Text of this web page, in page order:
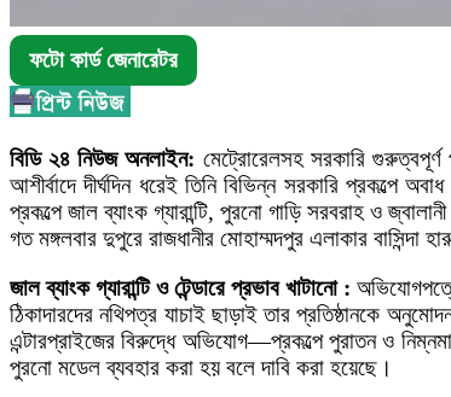
ফটো কার্ড জেনারেটর
বিডি ২৪ নিউজ অনলাইন: মেট্রোরেলসহ সরকারি গুরুত্বপূর্ণ
আশীর্বাদে দীর্ঘদিন ধরেই তিনি বিভিন্ন সরকারি প্রকল্পে
প্রকল্পে জাল ব্যাংক গ্যারান্টি, পুরনো গাড়ি সরবরাহ ও
গত মঙ্গলবার দুপুরে রাজধানীর মোহাম্মদপুর এলাকার
জাল ব্যাংক গ্যারান্টি ও টেন্ডারে প্রভাব খাটানো :
ঠিকাদারদের নথিপত্র যাচাই ছাড়াই তার প্রতিষ্ঠানকে
এন্টারপ্রাইজের বিরুদ্ধে অভিযোগ—প্রকল্পে পুরাতন ও
পুরনো মডেল ব্যবহার করা হয় বলে দাবি করা হয়েছে।